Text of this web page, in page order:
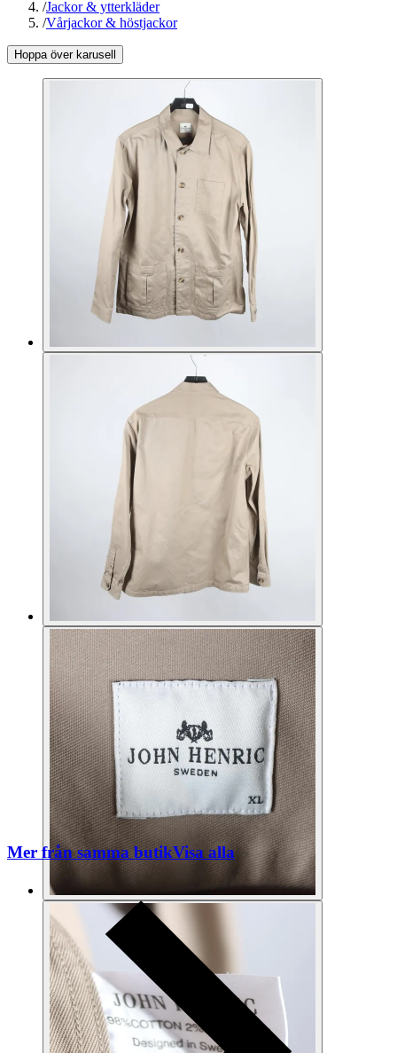
/Jackor & ytterkläder
/Vårjackor & höstjackor
Hoppa över karusell
Mer från samma butikVisa alla